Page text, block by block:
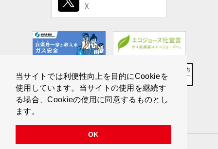
当サイトでは利便性向上を目的にCookieを
使用しています。当サイトの使用を継続す
る場合、Cookieの使用に同意するものとし
ます。
OK
X